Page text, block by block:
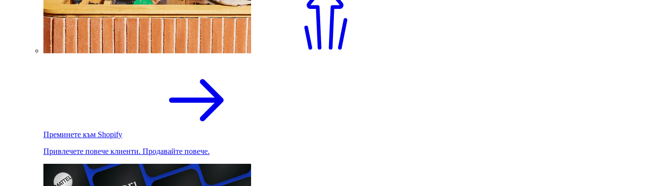
Преминете към Shopify
Привлечете повече клиенти. Продавайте повече.